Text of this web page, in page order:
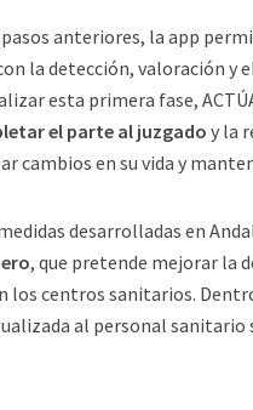
pasos anteriores, la app
la detección, valoración y
esta primera fase,
el parte al juzgado y la
cambios en su vida y
desarrolladas en
, que pretende mejorar la
los centros sanitarios.
al personal sanitario